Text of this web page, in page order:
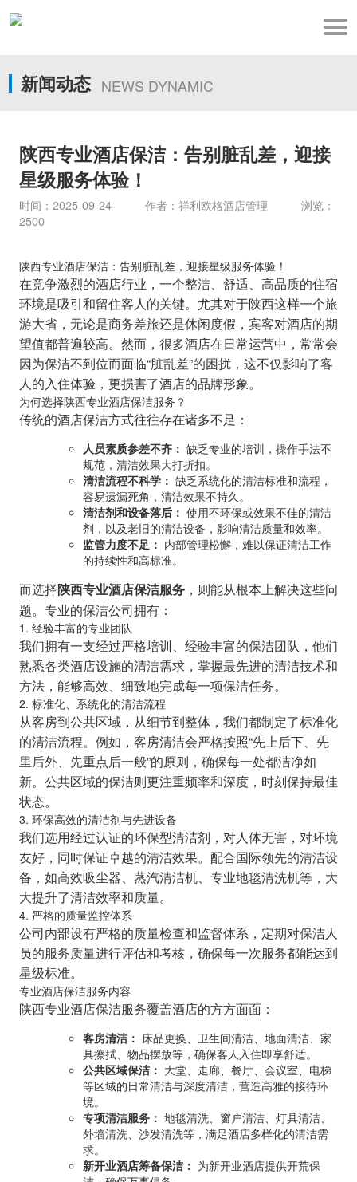
新闻动态 NEWS DYNAMIC
陕西专业酒店保洁：告别脏乱差，迎接
星级服务体验！
时间：2025-09-24 作者：祥利欧格酒店管理 浏览：
2500
陕西专业酒店保洁：告别脏乱差，迎接星级服务体验！
在竞争激烈的酒店行业，一个整洁、舒适、高品质的住宿
环境是吸引和留住客人的关键。尤其对于陕西这样一个旅
游大省，无论是商务差旅还是休闲度假，宾客对酒店的期
望值都普遍较高。然而，很多酒店在日常运营中，常常会
因为保洁不到位而面临“脏乱差”的困扰，这不仅影响了客
人的入住体验，更损害了酒店的品牌形象。
为何选择陕西专业酒店保洁服务？
传统的酒店保洁方式往往存在诸多不足：
人员素质参差不齐： 缺乏专业的培训，操作手法不
规范，清洁效果大打折扣。
清洁流程不科学： 缺乏系统化的清洁标准和流程，
容易遗漏死角，清洁效果不持久。
清洁剂和设备落后： 使用不环保或效果不佳的清洁
剂，以及老旧的清洁设备，影响清洁质量和效率。
监管力度不足： 内部管理松懈，难以保证清洁工作
的持续性和高标准。
而选择陕西专业酒店保洁服务，则能从根本上解决这些问
题。专业的保洁公司拥有：
1. 经验丰富的专业团队
我们拥有一支经过严格培训、经验丰富的保洁团队，他们
熟悉各类酒店设施的清洁需求，掌握最先进的清洁技术和
方法，能够高效、细致地完成每一项保洁任务。
2. 标准化、系统化的清洁流程
从客房到公共区域，从细节到整体，我们都制定了标准化
的清洁流程。例如，客房清洁会严格按照“先上后下、先
里后外、先重点后一般”的原则，确保每一处都洁净如
新。公共区域的保洁则更注重频率和深度，时刻保持最佳
状态。
3. 环保高效的清洁剂与先进设备
我们选用经过认证的环保型清洁剂，对人体无害，对环境
友好，同时保证卓越的清洁效果。配合国际领先的清洁设
备，如高效吸尘器、蒸汽清洁机、专业地毯清洗机等，大
大提升了清洁效率和质量。
4. 严格的质量监控体系
公司内部设有严格的质量检查和监督体系，定期对保洁人
员的服务质量进行评估和考核，确保每一次服务都能达到
星级标准。
专业酒店保洁服务内容
陕西专业酒店保洁服务覆盖酒店的方方面面：
客房清洁： 床品更换、卫生间清洁、地面清洁、家
具擦拭、物品摆放等，确保客人入住即享舒适。
公共区域保洁： 大堂、走廊、餐厅、会议室、电梯
等区域的日常清洁与深度清洁，营造高雅的接待环
境。
专项清洁服务： 地毯清洗、窗户清洁、灯具清洁、
外墙清洗、沙发清洗等，满足酒店多样化的清洁需
求。
新开业酒店筹备保洁： 为新开业酒店提供开荒保